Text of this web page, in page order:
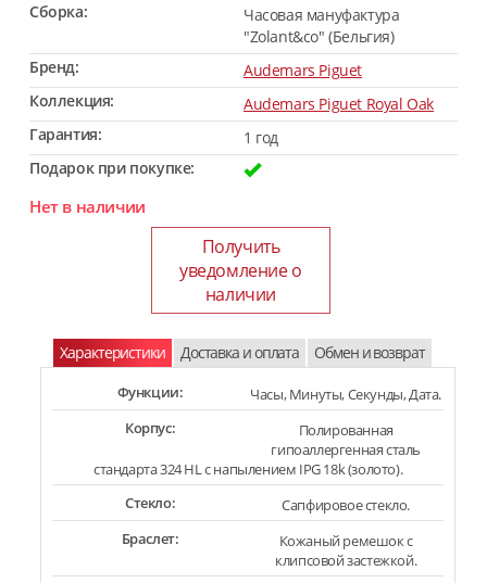
Сборка:
Часовая мануфактура
"Zolant&co" (Бельгия)
Бренд:
Audemars Piguet
Коллекция:
Audemars Piguet Royal Oak
Гарантия:
1 год
Подарок при покупке:
Нет в наличии
Получить
уведомление о
наличии
Характеристики Доставка и оплата Обмен и возврат
Функции:
Часы, Минуты, Секунды, Дата.
Корпус:
Полированная
гипоаллергенная сталь
стандарта 324 HL с напылением IPG 18k (золото).
Стекло:
Сапфировое стекло.
Браслет:
Кожаный ремешок с
клипсовой застежкой.